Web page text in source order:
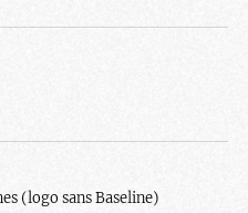
(logo sans Baseline)